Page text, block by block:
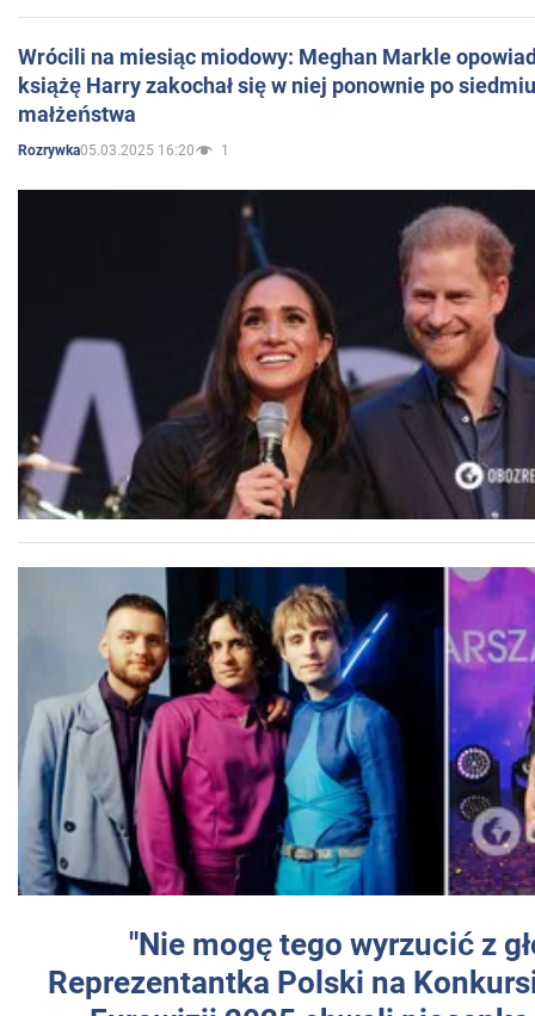
Wrócili na miesiąc miodowy: Meghan Markle
książę Harry zakochał się w niej ponownie po
małżeństwa
Rozrywka05.03.2025 16:20 1
"Nie mogę tego wyrzucić z
Reprezentantka Polski na